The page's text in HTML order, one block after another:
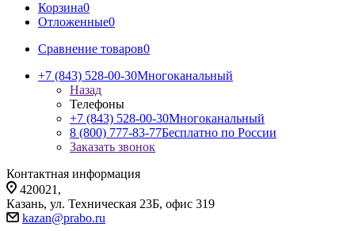
Корзина0
Отложенные0
Сравнение товаров0
+7 (843) 528-00-30Многоканальный
Назад
Телефоны
+7 (843) 528-00-30Многоканальный
8 (800) 777-83-77Бесплатно по России
Заказать звонок
Контактная информация
420021,
Казань, ул. Техническая 23Б, офис 319
kazan@prabo.ru